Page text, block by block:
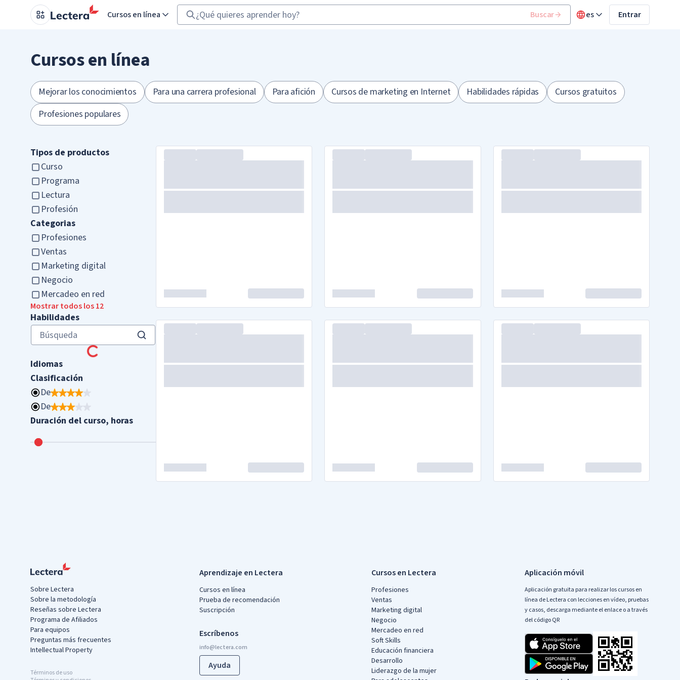
Cursos en línea Buscar es Entrar
Cursos en línea
Mejorar los conocimientos Para una carrera profesional Para afición Cursos de marketing en Internet Habilidades rápidas
Cursos gratuitos
Profesiones populares
Tipos de productos
Curso
Programa
Lectura
Profesión
Categorias
Profesiones
Ventas
Marketing digital
Negocio
Mercadeo en red
Mostrar todos los 12
Habilidades
Idiomas
Clasificación
De
De
Duración del curso, horas
Sobre Lectera
Sobre la metodología
Reseñas sobre Lectera
Programa de Afiliados
Para equipos
Preguntas más frecuentes
Intellectual Property
Términos de uso
Aprendizaje en Lectera
Cursos en línea
Prueba de recomendación
Suscripción
Escríbenos
Ayuda
Cursos en Lectera
Profesiones
Ventas
Marketing digital
Negocio
Mercadeo en red
Soft Skills
Educación financiera
Desarrollo
Liderazgo de la mujer
Aplicación móvil
Aplicación gratuita para realizar los cursos en
línea de Lectera con lecciones en vídeo, pruebas
y casos, descarga mediante el enlace o a través
del código QR